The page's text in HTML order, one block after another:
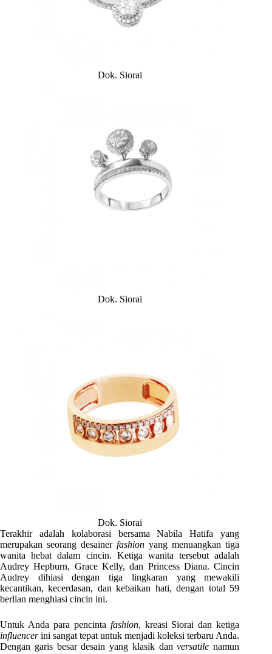
Dok. Siorai
Dok. Siorai
Dok. Siorai
Terakhir adalah kolaborasi bersama Nabila Hatifa yang
merupakan seorang desainerfashion yang menuangkan tiga
wanita hebat dalam cincin. Ketiga wanita tersebut adalah
Audrey Hepburn, Grace Kelly, dan Princess Diana. Cincin
Audrey dihiasi dengan tiga lingkaran yang mewakili
kecantikan, kecerdasan, dan kebaikan hati, dengan total 59
berlian menghiasi cincin ini.
Untuk Anda para pencinta fashion, kreasi Siorai dan ketiga
influencerini sangat tepat untuk menjadi koleksi terbaru Anda.
Dengan garis besar desain yang klasik danversatile namun